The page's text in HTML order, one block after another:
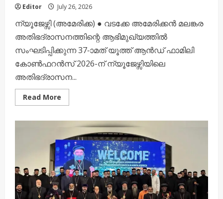
Editor July 26, 2026
ന്യൂജേഴ്സി (അമേരിക്ക) ● വടക്കേ അമേരിക്കൻ മലങ്കര
അതിഭദ്രാസനത്തിന്റെ ആഭിമുഖ്യത്തിൽ
സംഘടിപ്പിക്കുന്ന 37-ാമത് യൂത്ത് ആൻഡ് ഫാമിലി
കോൺഫറൻസ് 2026-ന് ന്യൂജേഴ്സിയിലെ
അതിഭദ്രാസന...
Read More
more
യൂത്ത്
ആൻഡ്
ഫാമിലി
കോൺഫറൻസിന്
തുടക്കം;
ശ്രേഷ്ഠ
കാതോലിക്ക
ബാവ
പതാക